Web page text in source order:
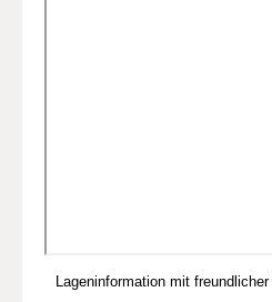
Lageninformation mit